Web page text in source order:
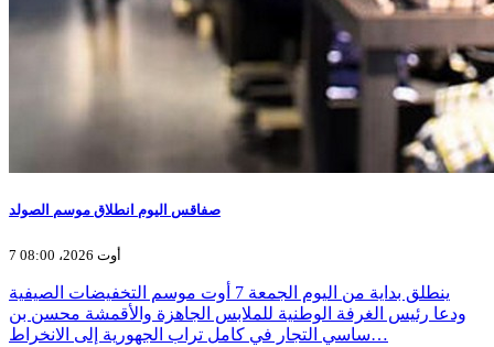
صفاقس اليوم انطلاق موسم الصولد
7 أوت 2026، 08:00
ينطلق بداية من اليوم الجمعة 7 أوت موسم التخفيضات الصيفية
ودعا رئيس الغرفة الوطنية للملابس الجاهزة والأقمشة محسن بن
ساسي التجار في كامل تراب الجهورية إلى الانخراط…